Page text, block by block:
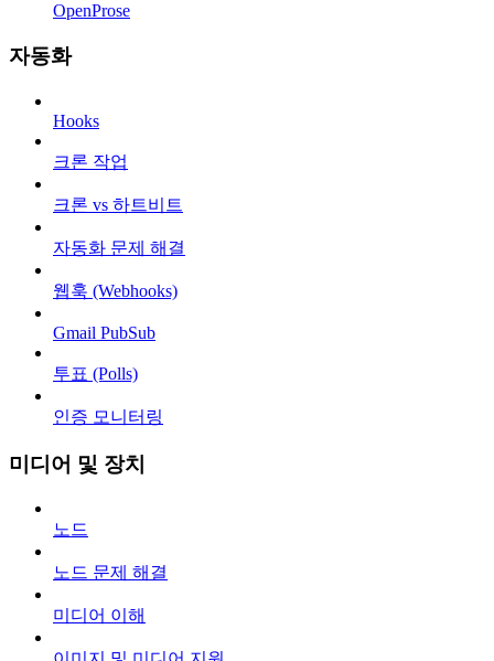
OpenProse
자동화
Hooks
크론 작업
크론 vs 하트비트
자동화 문제 해결
웹훅 (Webhooks)
Gmail PubSub
투표 (Polls)
인증 모니터링
미디어 및 장치
노드
노드 문제 해결
미디어 이해